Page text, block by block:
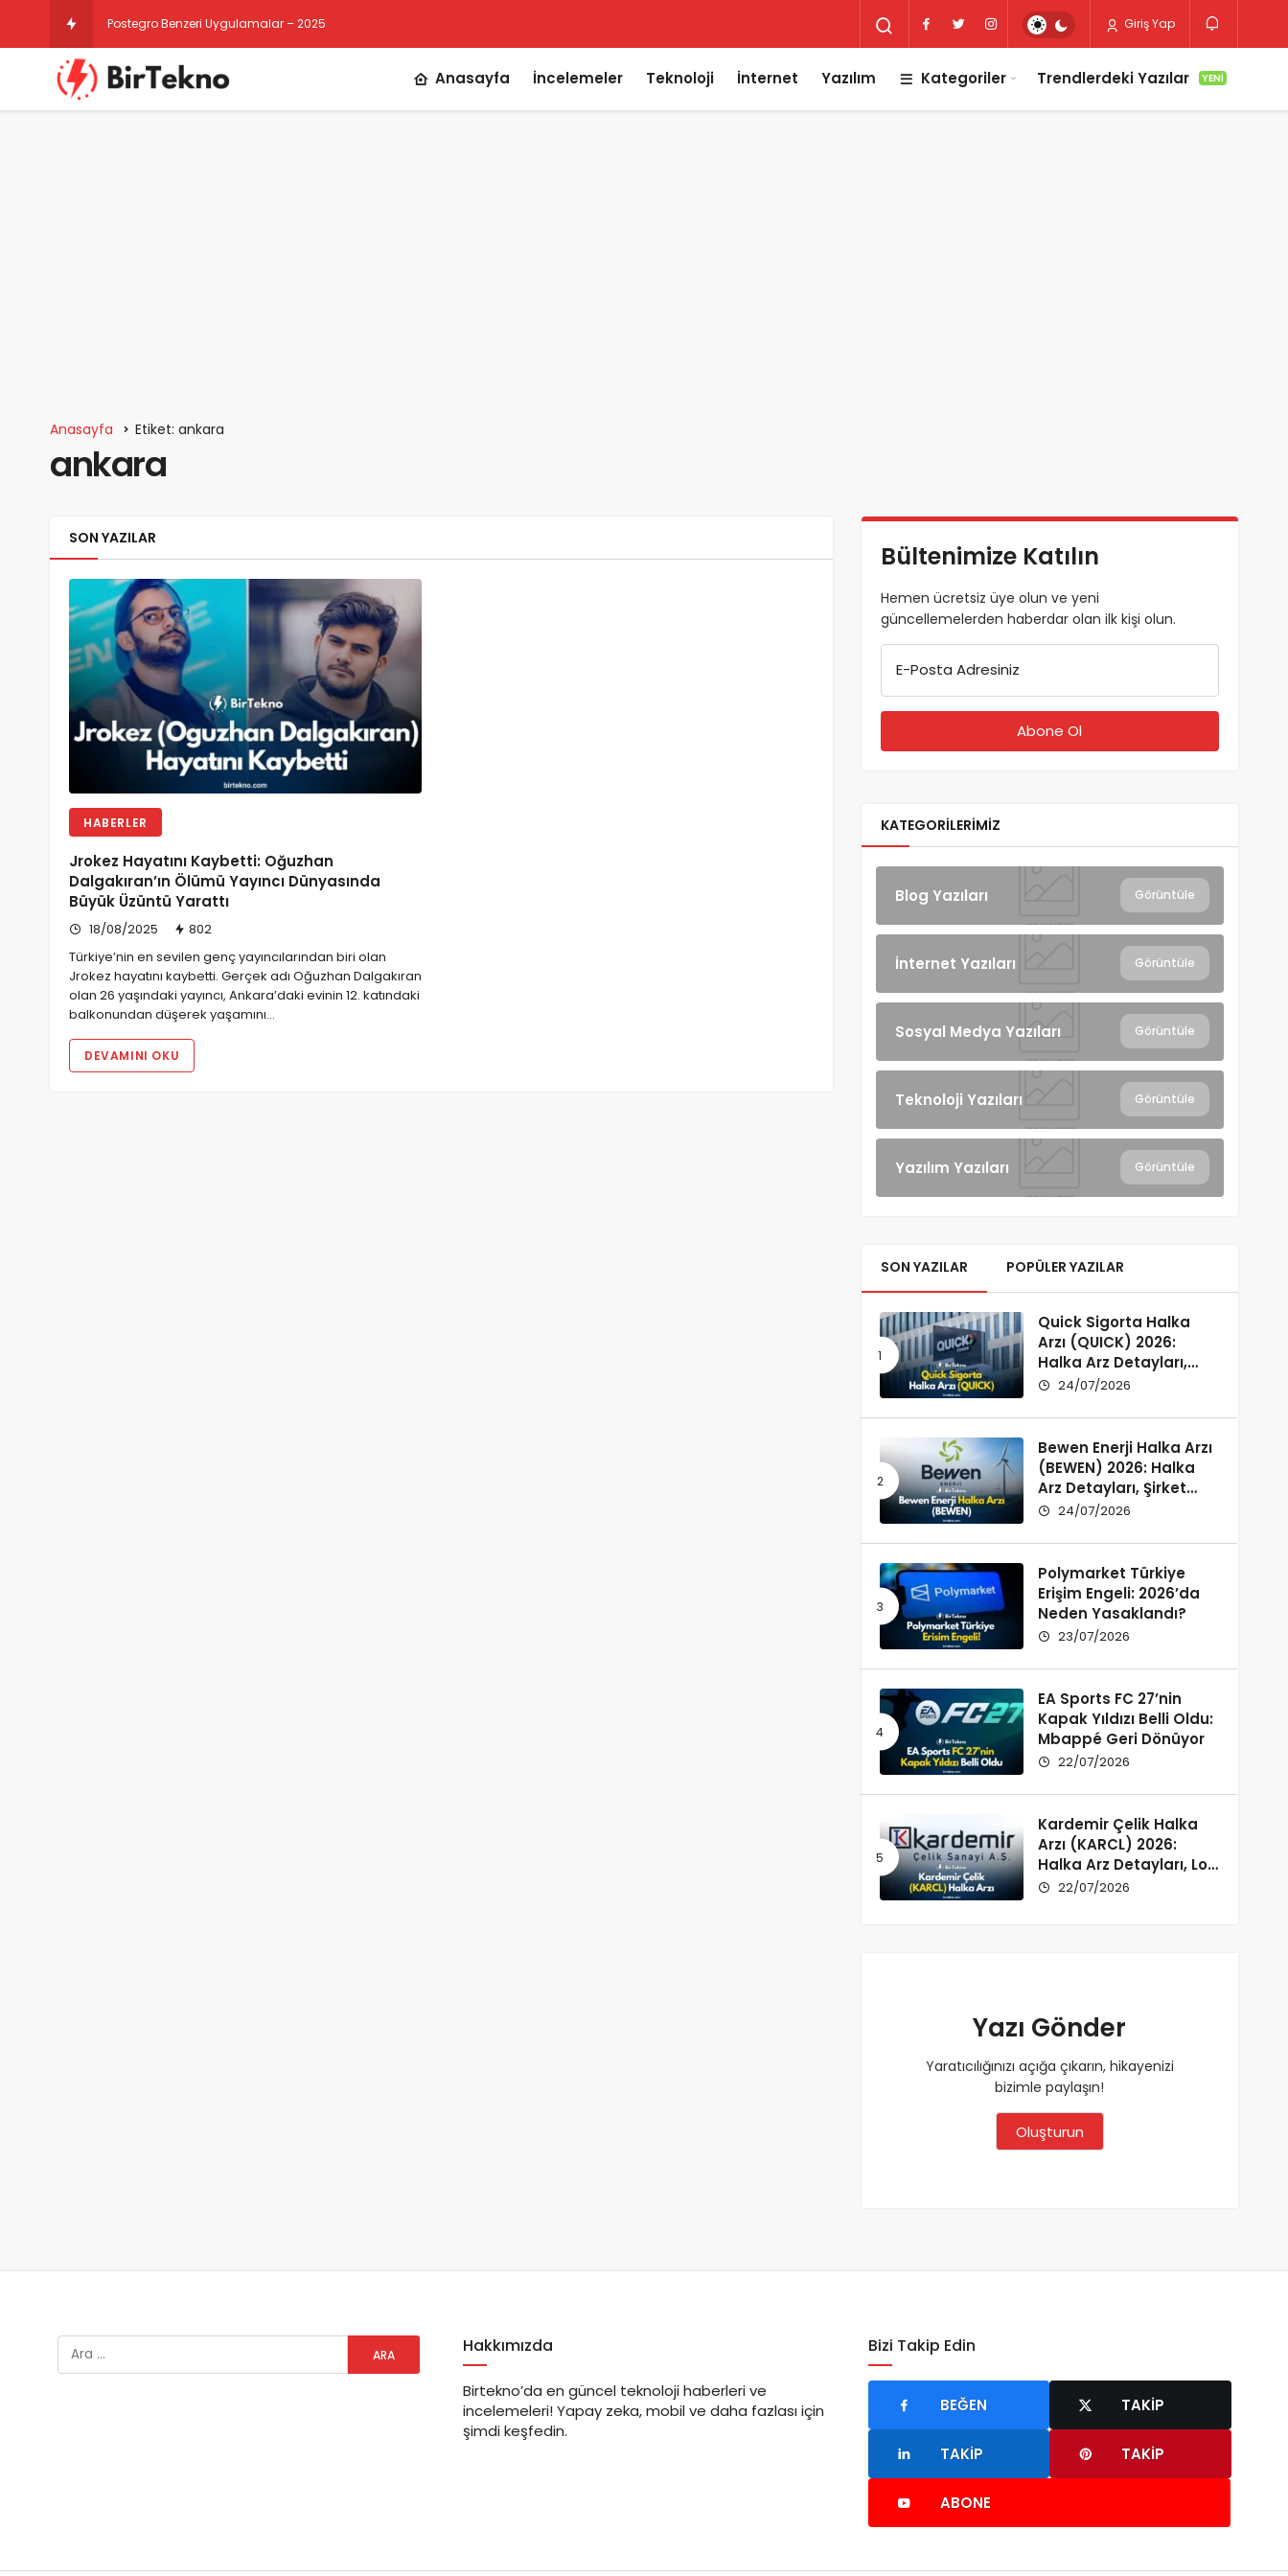
Postegro Benzeri Uygulamalar – 2025 Giriş Yap
Anasayfa İncelemeler Teknoloji İnternet Yazılım Kategoriler Trendlerdeki Yazılar YENI
Anasayfa Etiket: ankara
ankara
SON YAZILAR
HABERLER
Jrokez Hayatını Kaybetti: Oğuzhan
Dalgakıran’ın Ölümü Yayıncı Dünyasında
Büyük Üzüntü Yarattı
18/08/2025
802
Türkiye’nin en sevilen genç yayıncılarından biri olan
Jrokez hayatını kaybetti. Gerçek adı Oğuzhan Dalgakıran
olan 26 yaşındaki yayıncı, Ankara’daki evinin 12. katındaki
balkonundan düşerek yaşamını…
DEVAMINI OKU
Bültenimize Katılın
Hemen ücretsiz üye olun ve yeni
güncellemelerden haberdar olan ilk kişi olun.
E-Posta Adresiniz
KATEGORILERIMIZ
Blog Yazıları Görüntüle
İnternet Yazıları Görüntüle
Sosyal Medya Yazıları Görüntüle
Teknoloji Yazıları Görüntüle
Yazılım Yazıları Görüntüle
SON YAZILAR POPÜLER YAZILAR
Quick Sigorta Halka
Arzı (QUICK) 2026:
Halka Arz Detayları,
Şirket Profili ve
24/07/2026
Bewen Enerji Halka Arzı
(BEWEN) 2026: Halka
Arz Detayları, Şirket
Profili ve Fon Kullanımı
24/07/2026
Polymarket Türkiye
Erişim Engeli: 2026’da
Neden Yasaklandı?
23/07/2026
EA Sports FC 27’nin
Kapak Yıldızı Belli Oldu:
Mbappé Geri Dönüyor
22/07/2026
Kardemir Çelik Halka
Arzı (KARCL) 2026:
Halka Arz Detayları, Lot
Dağılımı ve Şirket Profili
22/07/2026
Yazı Gönder
Yaratıcılığınızı açığa çıkarın, hikayenizi
bizimle paylaşın!
Oluşturun
Hakkımızda
Birtekno’da en güncel teknoloji haberleri ve
incelemeleri! Yapay zeka, mobil ve daha fazlası için
şimdi keşfedin.
Bizi Takip Edin
BEĞEN TAKIP
TAKIP TAKIP
ABONE